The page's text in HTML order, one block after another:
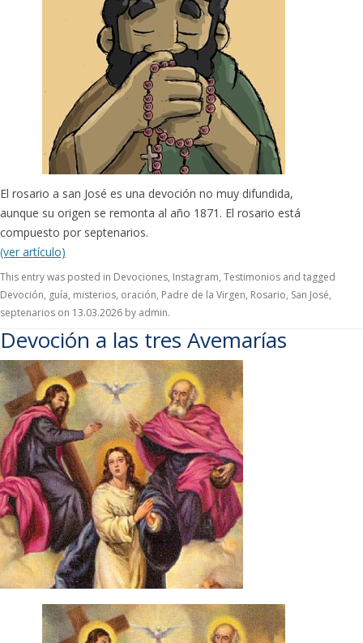
El rosario a san José es una devoción no muy difundida,
aunque su origen se remonta al año 1871. El rosario está
compuesto por septenarios.
(ver artículo)
This entry was posted in Devociones, Instagram, Testimonios and tagged
Devoción, guía, misterios, oración, Padre de la Virgen, Rosario, San José,
septenarios on 13.03.2026 by admin.
Devoción a las tres Avemarías